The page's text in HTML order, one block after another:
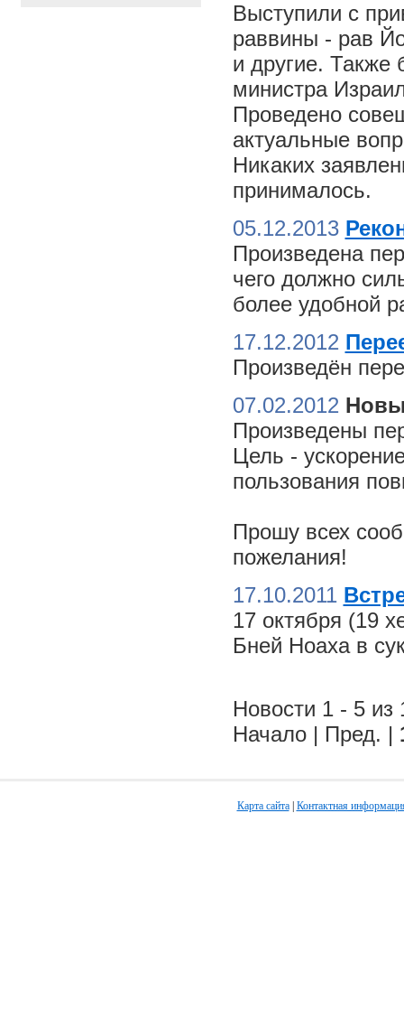
Выступили с
раввины - рав
и другие. Также
министра
Проведено
актуальные
Никаких
принималось.
05.12.2013
Произведена
чего должно
более удобной
17.12.2012
Произведён
07.02.2012
Произведены
Цель -
пользования
Прошу всех
пожелания!
17.10.2011
17 октября (19
Бней Ноаха в
Новости 1 - 5 из
Начало | Пред. |
Карта сайта| Контактная